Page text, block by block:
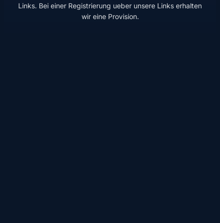
Links. Bei einer Registrierung ueber unsere Links erhalten
wir eine Provision.